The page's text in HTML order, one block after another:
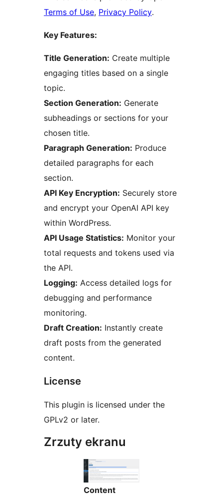
Terms of Use, Privacy Policy.
Key Features:
Title Generation: Create multiple
engaging titles based on a single
topic.
Section Generation: Generate
subheadings or sections for your
chosen title.
Paragraph Generation: Produce
detailed paragraphs for each
section.
API Key Encryption: Securely store
and encrypt your OpenAI API key
within WordPress.
API Usage Statistics: Monitor your
total requests and tokens used via
the API.
Logging: Access detailed logs for
debugging and performance
monitoring.
Draft Creation: Instantly create
draft posts from the generated
content.
License
This plugin is licensed under the
GPLv2 or later.
Zrzuty ekranu
Content